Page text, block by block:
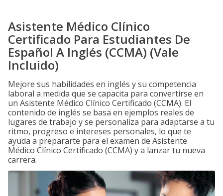
Asistente Médico Clínico
Certificado Para Estudiantes De
Español A Inglés (CCMA) (Vale
Incluido)
Mejore sus habilidades en inglés y su competencia
laboral a medida que se capacita para convertirse en
un Asistente Médico Clínico Certificado (CCMA). El
contenido de inglés se basa en ejemplos reales de
lugares de trabajo y se personaliza para adaptarse a tu
ritmo, progreso e intereses personales, lo que te
ayuda a prepararte para el examen de Asistente
Médico Clínico Certificado (CCMA) y a lanzar tu nueva
carrera.